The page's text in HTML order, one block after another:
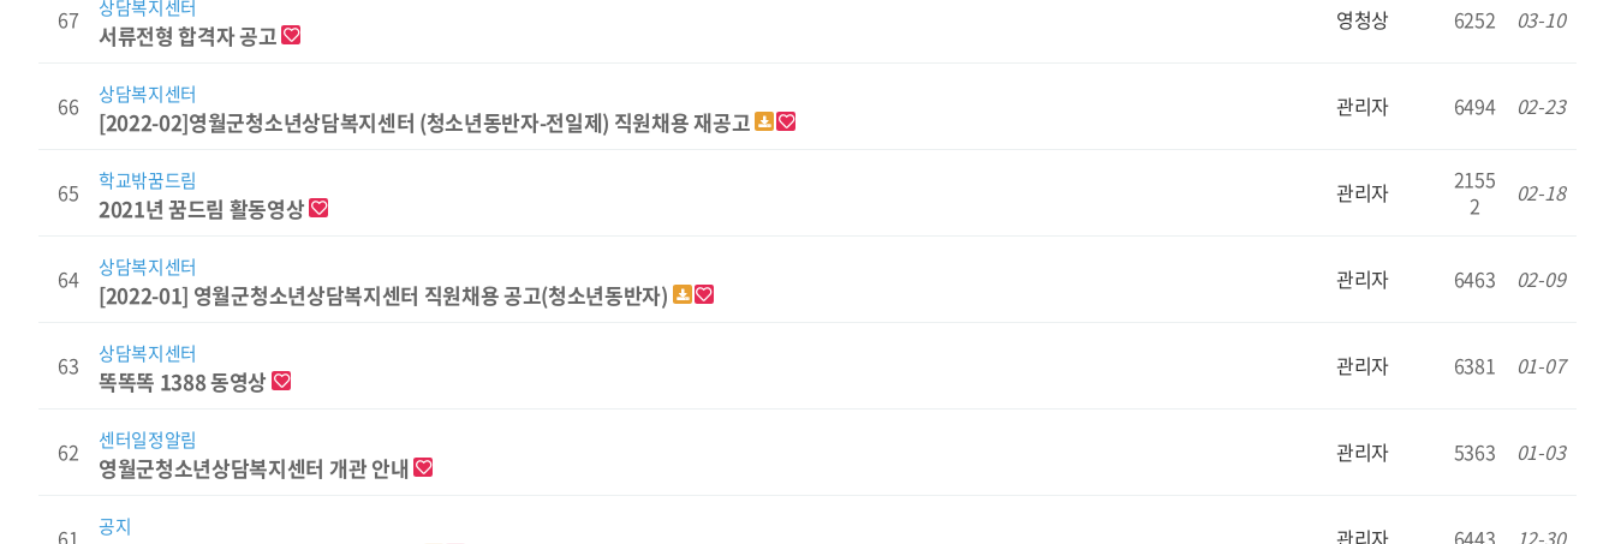
67 상담복지센터
서류전형 합격자 공고
영청상 6252 03-10
66 상담복지센터
[2022-02]영월군청소년상담복지센터 (청소년동반자-전일제) 직원채용 재공고
관리자 6494 02-23
65 학교밖꿈드림
2021년 꿈드림 활동영상
관리자
2155
2
02-18
64 상담복지센터
[2022-01] 영월군청소년상담복지센터 직원채용 공고(청소년동반자)
관리자 6463 02-09
63 상담복지센터
똑똑똑 1388 동영상
관리자 6381 01-07
62 센터일정알림
영월군청소년상담복지센터 개관 안내
관리자 5363 01-03
61 공지 관리자 6443 12-30